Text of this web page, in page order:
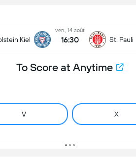
Kiel
ven., 14 août
16:30 St. Pauli
To Score at Anytime
V X